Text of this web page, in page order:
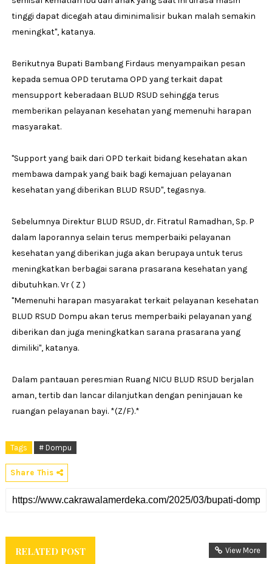
tinggi dapat dicegah atau diminimalisir bukan malah semakin
meningkat", katanya.
Berikutnya Bupati Bambang Firdaus menyampaikan pesan
kepada semua OPD terutama OPD yang terkait dapat
mensupport keberadaan BLUD RSUD sehingga terus
memberikan pelayanan kesehatan yang memenuhi harapan
masyarakat.
"Support yang baik dari OPD terkait bidang kesehatan akan
membawa dampak yang baik bagi kemajuan pelayanan
kesehatan yang diberikan BLUD RSUD", tegasnya.
Sebelumnya Direktur BLUD RSUD, dr. Fitratul Ramadhan, Sp. P
dalam laporannya selain terus memperbaiki pelayanan
kesehatan yang diberikan juga akan berupaya untuk terus
meningkatkan berbagai sarana prasarana kesehatan yang
dibutuhkan. Vr ( Z )
"Memenuhi harapan masyarakat terkait pelayanan kesehatan
BLUD RSUD Dompu akan terus memperbaiki pelayanan yang
diberikan dan juga meningkatkan sarana prasarana yang
dimiliki", katanya.
Dalam pantauan peresmian Ruang NICU BLUD RSUD berjalan
aman, tertib dan lancar dilanjutkan dengan peninjauan ke
ruangan pelayanan bayi. *(Z/F).*
Tags # Dompu
Share This
RELATED POST View More